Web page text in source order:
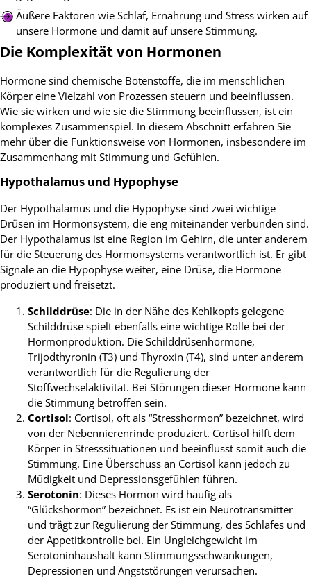
Äußere Faktoren wie Schlaf, Ernährung und Stress wirken auf
unsere Hormone und damit auf unsere Stimmung.
Die Komplexität von Hormonen
Hormone sind chemische Botenstoffe, die im menschlichen
Körper eine Vielzahl von Prozessen steuern und beeinflussen.
Wie sie wirken und wie sie die Stimmung beeinflussen, ist ein
komplexes Zusammenspiel. In diesem Abschnitt erfahren Sie
mehr über die Funktionsweise von Hormonen, insbesondere im
Zusammenhang mit Stimmung und Gefühlen.
Hypothalamus und Hypophyse
Der Hypothalamus und die Hypophyse sind zwei wichtige
Drüsen im Hormonsystem, die eng miteinander verbunden sind.
Der Hypothalamus ist eine Region im Gehirn, die unter anderem
für die Steuerung des Hormonsystems verantwortlich ist. Er gibt
Signale an die Hypophyse weiter, eine Drüse, die Hormone
produziert und freisetzt.
Schilddrüse: Die in der Nähe des Kehlkopfs gelegene
Schilddrüse spielt ebenfalls eine wichtige Rolle bei der
Hormonproduktion. Die Schilddrüsenhormone,
Trijodthyronin (T3) und Thyroxin (T4), sind unter anderem
verantwortlich für die Regulierung der
Stoffwechselaktivität. Bei Störungen dieser Hormone kann
die Stimmung betroffen sein.
Cortisol: Cortisol, oft als “Stresshormon” bezeichnet, wird
von der Nebennierenrinde produziert. Cortisol hilft dem
Körper in Stresssituationen und beeinflusst somit auch die
Stimmung. Eine Überschuss an Cortisol kann jedoch zu
Müdigkeit und Depressionsgefühlen führen.
Serotonin: Dieses Hormon wird häufig als
“Glückshormon” bezeichnet. Es ist ein Neurotransmitter
und trägt zur Regulierung der Stimmung, des Schlafes und
der Appetitkontrolle bei. Ein Ungleichgewicht im
Serotoninhaushalt kann Stimmungsschwankungen,
Depressionen und Angststörungen verursachen.